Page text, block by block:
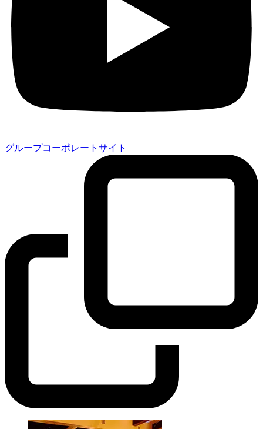
グループコーポレートサイト